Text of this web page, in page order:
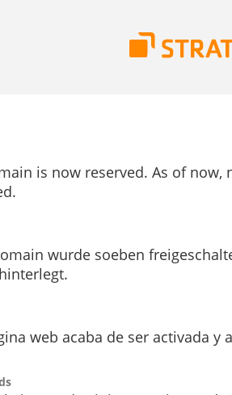
is now reserved. As of now,
wurde soeben
web acaba de ser activada y